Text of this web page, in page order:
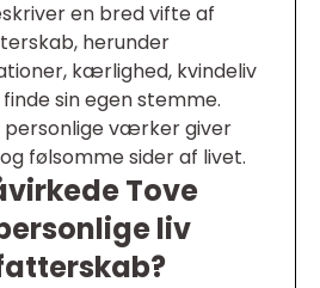
en bred vifte af
herunder
kærlighed, kvindeliv
sin egen stemme.
værker giver
følsomme sider af livet.
Tove
liv